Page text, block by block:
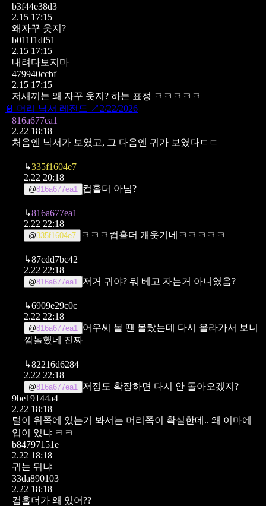
b3f44e38d3
2.15 17:15
왜자꾸 웃지?
b011f1df51
2.15 17:15
내려다보지마
479940ccbf
2.15 17:15
저새끼는 왜 자꾸 웃지? 하는 표정 ㅋㅋㅋㅋㅋ
📄 머리 낙서 레전드 ↗ 2/22/2026
816a677ea1
2.22 18:18
처음엔 낙서가 보였고, 그 다음엔 귀가 보였다ㄷㄷ
↳335f1604e7
2.22 20:18
@816a677ea1 컵홀더 아님?
↳816a677ea1
2.22 22:18
@335f1604e7 ㅋㅋㅋ컵홀더 개웃기네ㅋㅋㅋㅋㅋ
↳87cdd7bc42
2.22 22:18
@816a677ea1 저거 귀야? 뭐 베고 자는거 아니였음?
↳6909e29c0c
2.22 22:18
@816a677ea1
어우씨 볼 땐 몰랐는데 다시 올라가서 보니
깜놀했네 진짜
↳82216d6284
2.22 22:18
@816a677ea1
저정도 확장하면 다시 안 돌아오겠지?
9be19144a4
2.22 18:18
털이 위쪽에 있는거 봐서는 머리쪽이 확실한데.. 왜 이마에
입이 있냐 ㅋㅋ
b84797151e
2.22 18:18
귀는 뭐냐
33da890103
2.22 18:18
컵홀더가 왜 있어??